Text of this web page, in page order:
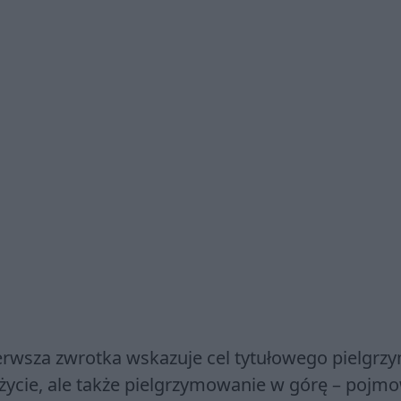
zwrotka wskazuje cel tytułowego
ale także pielgrzymowanie w górę –